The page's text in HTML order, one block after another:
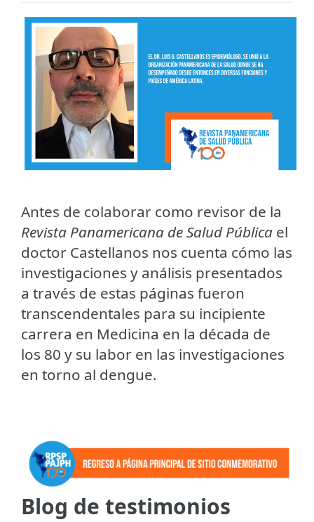
Antes de colaborar como revisor de la
Revista Panamericana de Salud Pública el
doctor Castellanos nos cuenta cómo las
investigaciones y análisis presentados
a través de estas páginas fueron
transcendentales para su incipiente
carrera en Medicina en la década de
los 80 y su labor en las investigaciones
en torno al dengue.
Blog de testimonios